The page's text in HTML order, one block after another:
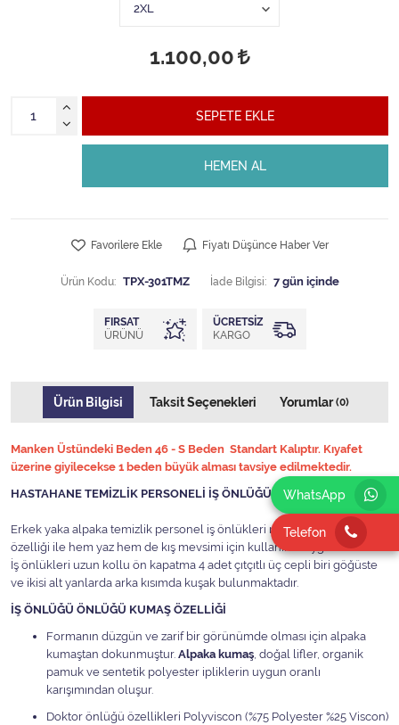
WhatsApp
Telefon
1.100,00
SEPETE EKLE
HEMEN AL
Favorilere Ekle Fiyatı Düşünce Haber Ver
Ürün Kodu: TPX-301TMZ İade Bilgisi:
FIRSAT
ÜRÜNÜ
ÜCRETSIZ
KARGO
Ürün Bilgisi Taksit Seçenekleri Yorumlar(0)
Manken Üstündeki Beden 46 - S Beden Standart Kalıptır. Kıyafet
üzerine giyilecekse 1 beden büyük alması tavsiye edilmektedir.
HASTAHANE TEMİZLİK PERSONELİ İŞ ÖNLÜĞÜ
Erkek yaka alpaka temizlik personel iş önlükleri rahat kesim ve kumaş
özelliği ile hem yaz hem de kış mevsimi için kullanıma uygundur.
İş önlükleri uzun kollu ön kapatma 4 adet çıtçıtlı üç cepli biri göğüste
ve ikisi alt yanlarda arka kısımda kuşak bulunmaktadır.
İŞ ÖNLÜĞÜ ÖNLÜĞÜ KUMAŞ ÖZELLİĞİ
Formanın düzgün ve zarif bir görünümde olması için alpaka
kumaştan dokunmuştur. Alpaka kumaş, doğal lifler, organik
pamuk ve sentetik polyester ipliklerin uygun oranlı
karışımından oluşur.
Doktor önlüğü özellikleri Polyviscon (%75 Polyester %25 Viscon)